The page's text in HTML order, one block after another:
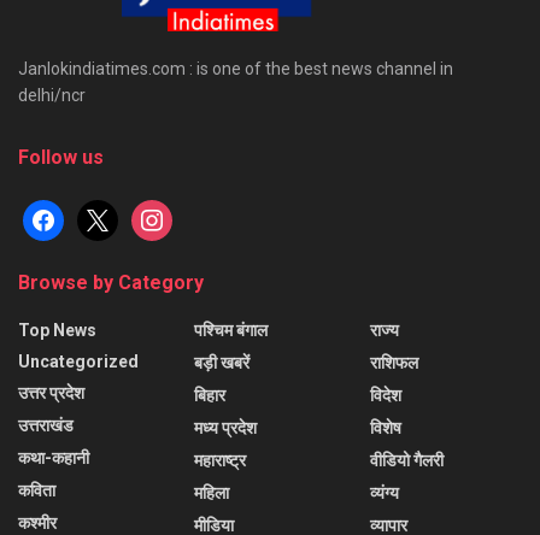
Janlokindiatimes.com : is one of the best news channel in
delhi/ncr
Follow us
facebook
x instagram
Browse by Category
Top News
Uncategorized
उत्तर प्रदेश
उत्तराखंड
कथा-कहानी
कविता
कश्मीर
पश्चिम बंगाल
बड़ी खबरें
बिहार
मध्य प्रदेश
महाराष्ट्र
महिला
मीडिया
राज्य
राशिफल
विदेश
विशेष
वीडियो गैलरी
व्यंग्य
व्यापार